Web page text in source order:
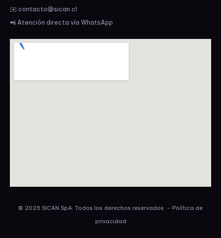
✉️ contacto@sican.cl
📲 Atención directa vía WhatsApp
© 2025 SICAN SpA. Todos los derechos reservados. – Política de
privacidad